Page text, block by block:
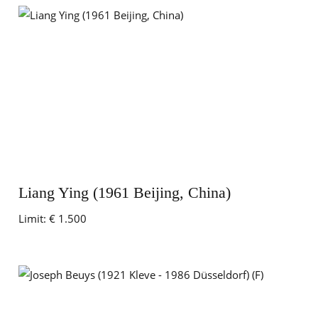
Liang Ying (1961 Beijing, China)
Limit: € 1.500